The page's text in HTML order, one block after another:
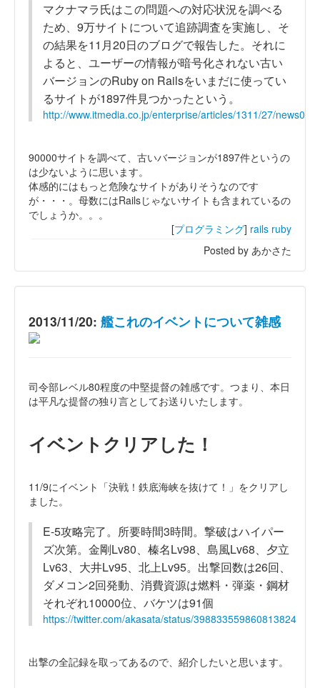
マクナマラ氏はこの問題への対応状況を調べる
ため、9万サイトについて追跡調査を実施し、そ
の結果を11月20日のブログで報告した。それに
よると、ユーザーの情報が暗号化されない古い
バージョンのRuby on Railsをいまだに使ってい
るサイトが1897件見つかったという。
http://www.itmedia.co.jp/enterprise/articles/1311/27/
90000サイトを調べて、古いバージョンが1897件というの
は少ないように思います。
体感的にはもっと危険なサイトがありそうなのです
が・・・。母数にはRailsじゃないサイトも含まれているの
でしょうか。。。
[プログラミング] rails ruby
Posted by あかさた
2013/11/20: 艦これのイベントについて雑感
司令部レベル80程度の中堅提督の雑感です。つまり、本日
は平凡な提督の独り言としてお送りいたします。
イベントクリアした！
11/9にイベント「決戦！鉄底海峡を抜けて！」をクリアし
ました。
E-5攻略完了。所要時間3時間。撃破はハイパー
ズ次第。金剛Lv80、榛名Lv98、島風Lv68、夕立
Lv63、大井Lv95、北上Lv95。出撃回数は26回、
ダメコン2回発動、消費資源は燃料・弾薬・鋼材
それぞれ10000位、バケツは91個
https://twitter.com/akasata/status/398833559860813824
出撃の全記録を取ってあるので、紹介したいと思います。